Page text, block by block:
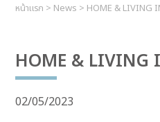
หน้าแรก > News > HOME & LIVING
HOME & LIVING
02/05/2023